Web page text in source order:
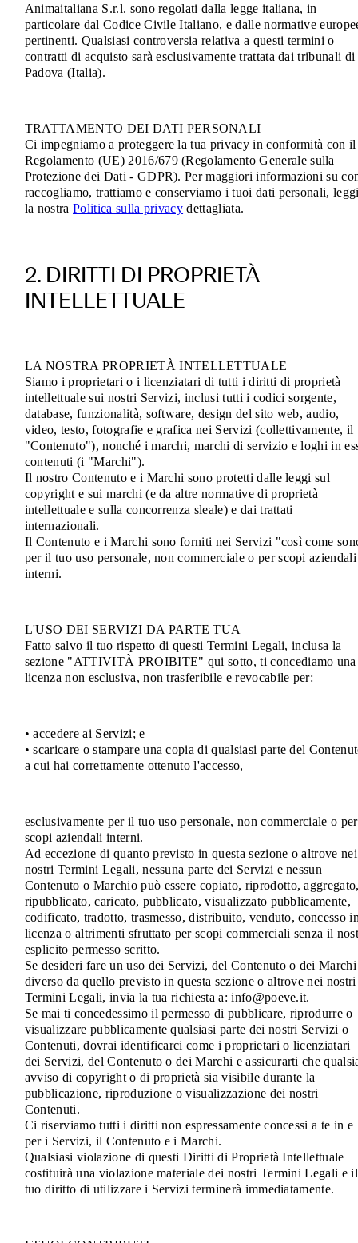
Animaitaliana S.r.l. sono regolati dalla legge italiana, in
particolare dal Codice Civile Italiano, e dalle normative
pertinenti. Qualsiasi controversia relativa a questi termini o
contratti di acquisto sarà esclusivamente trattata dai tribunali di
Padova (Italia).
TRATTAMENTO DEI DATI PERSONALI
Ci impegniamo a proteggere la tua privacy in conformità con il
Regolamento (UE) 2016/679 (Regolamento Generale sulla
Protezione dei Dati - GDPR). Per maggiori informazioni su
raccogliamo, trattiamo e conserviamo i tuoi dati personali,
la nostraPolitica sulla privacy dettagliata.
2. DIRITTI DI PROPRIETÀ
INTELLETTUALE
LA NOSTRA PROPRIETÀ INTELLETTUALE
Siamo i proprietari o i licenziatari di tutti i diritti di proprietà
intellettuale sui nostri Servizi, inclusi tutti i codici sorgente,
database, funzionalità, software, design del sito web, audio,
video, testo, fotografie e grafica nei Servizi (collettivamente, il
"Contenuto"), nonché i marchi, marchi di servizio e loghi in
contenuti (i "Marchi").
Il nostro Contenuto e i Marchi sono protetti dalle leggi sul
copyright e sui marchi (e da altre normative di proprietà
intellettuale e sulla concorrenza sleale) e dai trattati
internazionali.
Il Contenuto e i Marchi sono forniti nei Servizi "così come
per il tuo uso personale, non commerciale o per scopi aziendali
interni.
L'USO DEI SERVIZI DA PARTE TUA
Fatto salvo il tuo rispetto di questi Termini Legali, inclusa la
sezione "ATTIVITÀ PROIBITE" qui sotto, ti concediamo una
licenza non esclusiva, non trasferibile e revocabile per:
• accedere ai Servizi; e
• scaricare o stampare una copia di qualsiasi parte del
a cui hai correttamente ottenuto l'accesso,
esclusivamente per il tuo uso personale, non commerciale o per
scopi aziendali interni.
Ad eccezione di quanto previsto in questa sezione o altrove nei
nostri Termini Legali, nessuna parte dei Servizi e nessun
Contenuto o Marchio può essere copiato, riprodotto,
ripubblicato, caricato, pubblicato, visualizzato pubblicamente,
codificato, tradotto, trasmesso, distribuito, venduto, concesso
licenza o altrimenti sfruttato per scopi commerciali senza il
esplicito permesso scritto.
Se desideri fare un uso dei Servizi, del Contenuto o dei Marchi
diverso da quello previsto in questa sezione o altrove nei nostri
Termini Legali, invia la tua richiesta a: info@poeve.it.
Se mai ti concedessimo il permesso di pubblicare, riprodurre o
visualizzare pubblicamente qualsiasi parte dei nostri Servizi o
Contenuti, dovrai identificarci come i proprietari o licenziatari
dei Servizi, del Contenuto o dei Marchi e assicurarti che
avviso di copyright o di proprietà sia visibile durante la
pubblicazione, riproduzione o visualizzazione dei nostri
Contenuti.
Ci riserviamo tutti i diritti non espressamente concessi a te in e
per i Servizi, il Contenuto e i Marchi.
Qualsiasi violazione di questi Diritti di Proprietà Intellettuale
costituirà una violazione materiale dei nostri Termini Legali e il
tuo diritto di utilizzare i Servizi terminerà immediatamente.